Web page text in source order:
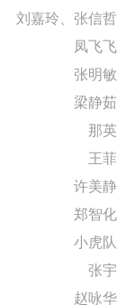
刘嘉玲、张信哲
凤飞飞
张明敏
梁静茹
那英
王菲
许美静
郑智化
小虎队
张宇
赵咏华